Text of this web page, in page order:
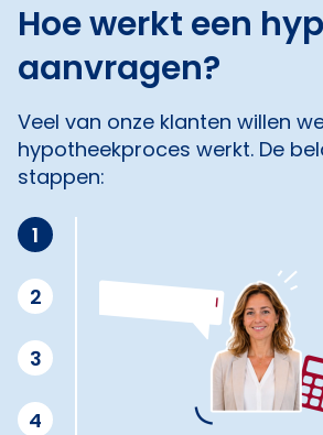
Hoe werkt een
aanvragen?
Veel van onze klanten willen
hypotheekproces werkt. De
stappen:
1
2
3
4